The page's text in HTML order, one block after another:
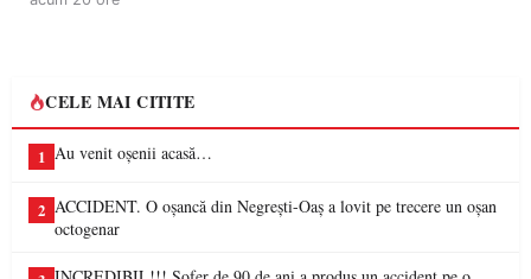
CELE MAI CITITE
1 Au venit oșenii acasă…
2 ACCIDENT. O oșancă din Negrești-Oaș a lovit pe trecere un oșan
octogenar